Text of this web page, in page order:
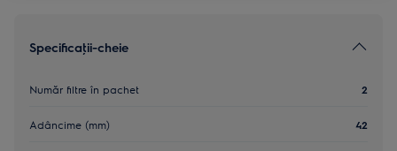
Specificaţii-cheie
Număr filtre în pachet 2
Adâncime (mm) 42